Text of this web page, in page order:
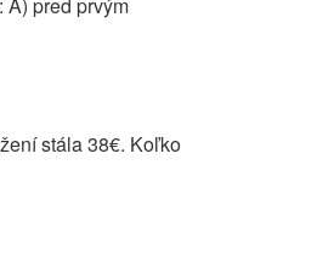
stála 38€. Koľko